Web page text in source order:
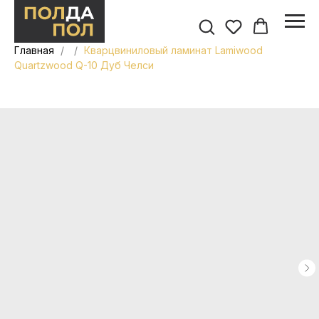
Главная
Кварцвиниловый ламинат Lamiwood
Quartzwood Q-10 Дуб Челси